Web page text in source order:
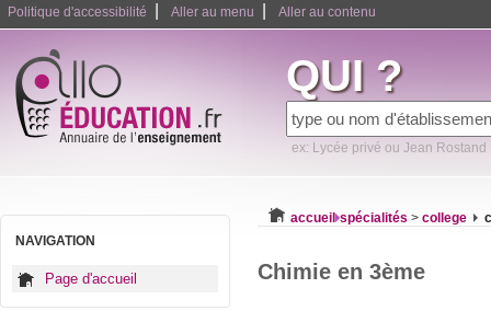
Politique d'accessibilité Aller au menu Aller au contenu
QUI ?
ex: Lycée privé ou Jean Rostand
NAVIGATION
Page d'accueil
accueil spécialités > college
Chimie en 3ème